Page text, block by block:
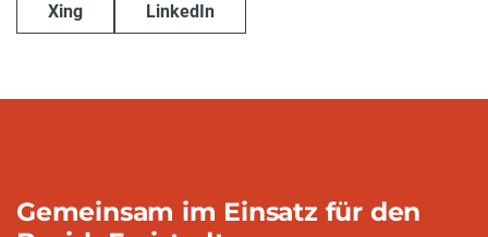
Xing LinkedIn
Gemeinsam im Einsatz für den